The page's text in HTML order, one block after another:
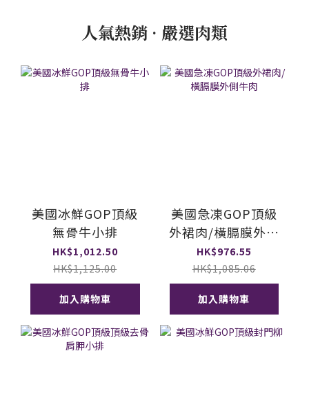
人氣熱銷 · 嚴選肉類
美國冰鮮GOP頂級
無骨牛小排
HK$1,012.50
HK$1,125.00
加入購物車
美國急凍GOP頂級
外裙肉/橫膈膜外側
牛肉
HK$976.55
HK$1,085.06
加入購物車